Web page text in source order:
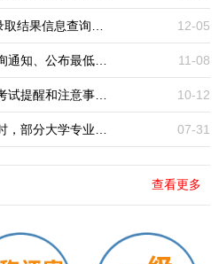
12-05
11-08
10-12
07-31
查看更多